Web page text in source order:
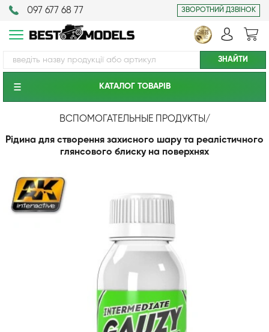
097 677 68 77 ЗВОРОТНИЙ ДЗВІНОК
КАТАЛОГ ТОВАРIВ
ВСПОМОГАТЕЛЬНЫЕ ПРОДУКТЫ /
Рідина для створення захисного шару та реалістичного
глянсового блиску на поверхнях